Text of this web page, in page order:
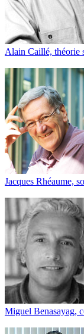
Alain Caillé, théorie
Jacques Rhéaume,
Miguel Benasayag,